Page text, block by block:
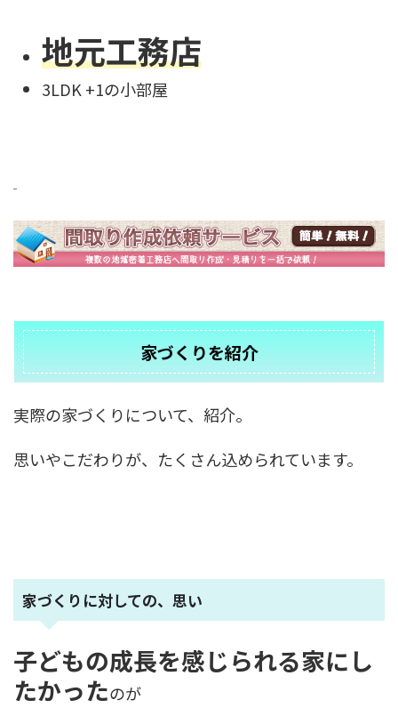
地元工務店
3LDK +1の小部屋
家づくりを紹介
実際の家づくりについて、紹介。
思いやこだわりが、たくさん込められています。
家づくりに対しての、思い
子どもの成長を感じられる家にし
たかったのが